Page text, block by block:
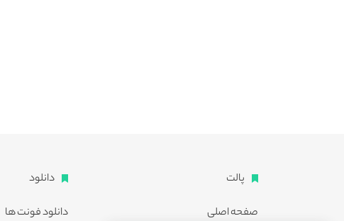
پالت
صفحه اصلی
دانلود
دانلود فونت ها